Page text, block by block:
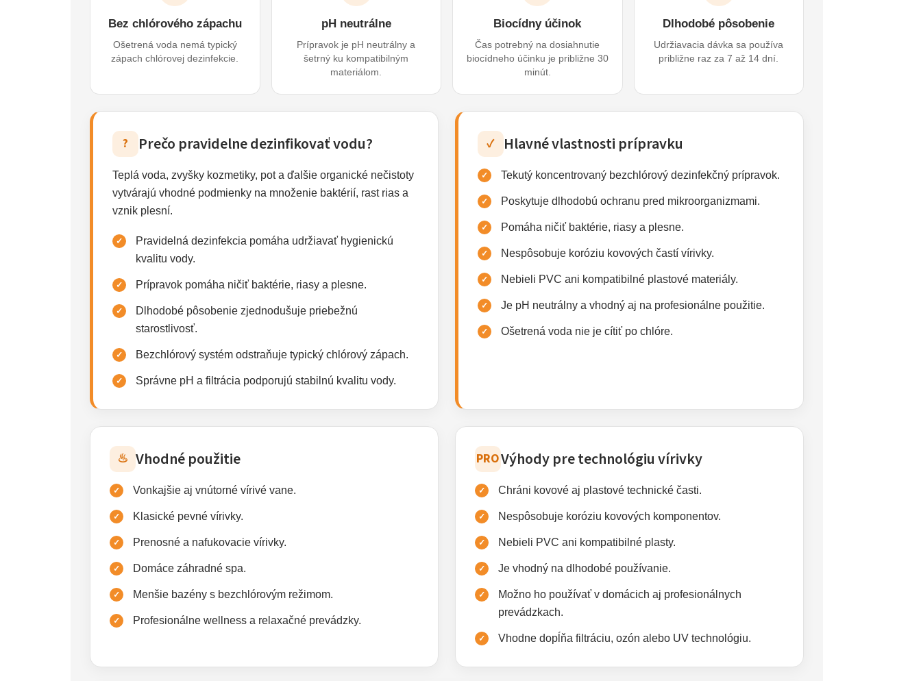
Bez chlórového zápachu
Ošetrená voda nemá typický
zápach chlórovej dezinfekcie.
pH neutrálne
Prípravok je pH neutrálny a
šetrný ku kompatibilným
materiálom.
Biocídny účinok
Čas potrebný na dosiahnutie
biocídneho účinku je približne 30
minút.
Dlhodobé pôsobenie
Udržiavacia dávka sa používa
približne raz za 7 až 14 dní.
? Prečo pravidelne dezinfikovať vodu?
Teplá voda, zvyšky kozmetiky, pot a ďalšie organické nečistoty
vytvárajú vhodné podmienky na množenie baktérií, rast rias a
vznik plesní.
Pravidelná dezinfekcia pomáha udržiavať hygienickú
kvalitu vody.
Prípravok pomáha ničiť baktérie, riasy a plesne.
Dlhodobé pôsobenie zjednodušuje priebežnú
starostlivosť.
Bezchlórový systém odstraňuje typický chlórový zápach.
Správne pH a filtrácia podporujú stabilnú kvalitu vody.
✓ Hlavné vlastnosti prípravku
Tekutý koncentrovaný bezchlórový dezinfekčný prípravok.
Poskytuje dlhodobú ochranu pred mikroorganizmami.
Pomáha ničiť baktérie, riasy a plesne.
Nespôsobuje koróziu kovových častí vírivky.
Nebieli PVC ani kompatibilné plastové materiály.
Je pH neutrálny a vhodný aj na profesionálne použitie.
Ošetrená voda nie je cítiť po chlóre.
♨ Vhodné použitie
Vonkajšie aj vnútorné vírivé vane.
Klasické pevné vírivky.
Prenosné a nafukovacie vírivky.
Domáce záhradné spa.
Menšie bazény s bezchlórovým režimom.
Profesionálne wellness a relaxačné prevádzky.
PROVýhody pre technológiu vírivky
Chráni kovové aj plastové technické časti.
Nespôsobuje koróziu kovových komponentov.
Nebieli PVC ani kompatibilné plasty.
Je vhodný na dlhodobé používanie.
Možno ho používať v domácich aj profesionálnych
prevádzkach.
Vhodne dopĺňa filtráciu, ozón alebo UV technológiu.